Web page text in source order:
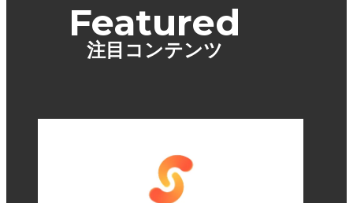
Featured
注目コンテンツ